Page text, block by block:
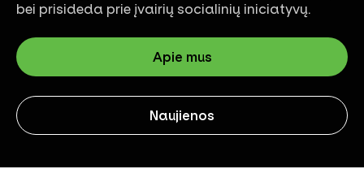
bei prisideda prie įvairių socialinių iniciatyvų.
Apie mus
Naujienos